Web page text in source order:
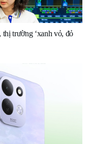
trường ‘xanh vỏ, đỏ